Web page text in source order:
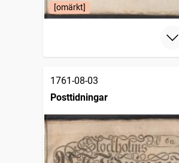
[omärkt]
1761-08-03
Posttidningar